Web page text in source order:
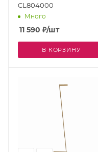
CL804000
Много
11 590 ₽/шт
В КОРЗИНУ